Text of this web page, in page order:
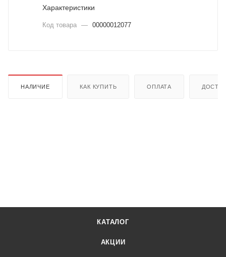
Характеристики
Код товара — 00000012077
НАЛИЧИЕ КАК КУПИТЬ ОПЛАТА
КАТАЛОГ
АКЦИИ